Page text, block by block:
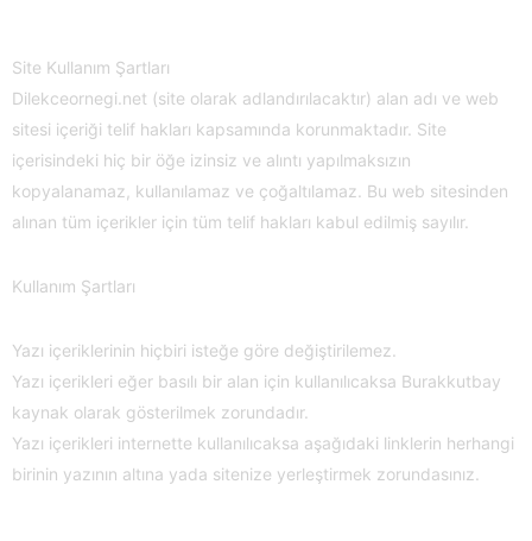
Site Kullanım Şartları
Dilekceornegi.net (site olarak adlandırılacaktır) alan adı ve web
sitesi içeriği telif hakları kapsamında korunmaktadır. Site
içerisindeki hiç bir öğe izinsiz ve alıntı yapılmaksızın
kopyalanamaz, kullanılamaz ve çoğaltılamaz. Bu web sitesinden
alınan tüm içerikler için tüm telif hakları kabul edilmiş sayılır.
Kullanım Şartları
Yazı içeriklerinin hiçbiri isteğe göre değiştirilemez.
Yazı içerikleri eğer basılı bir alan için kullanılıcaksa Burakkutbay
kaynak olarak gösterilmek zorundadır.
Yazı içerikleri internette kullanılıcaksa aşağıdaki linklerin herhangi
birinin yazının altına yada sitenize yerleştirmek zorundasınız.